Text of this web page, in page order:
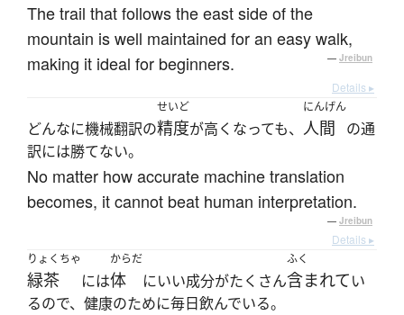
The trail that follows the east side of the
mountain is well maintained for an easy walk,
making it ideal for beginners.
— Jreibun
Details ▸
どんなに機械翻訳の
せいど
精度が高くなっても、
にんげん
人間
の通
訳には勝てない。
No matter how accurate machine translation
becomes, it cannot beat human interpretation.
— Jreibun
Details ▸
りょくちゃ
緑茶 には
からだ
体 にいい成分がたくさん
ふく
含まれてい
るので、健康のために毎日飲んでいる。